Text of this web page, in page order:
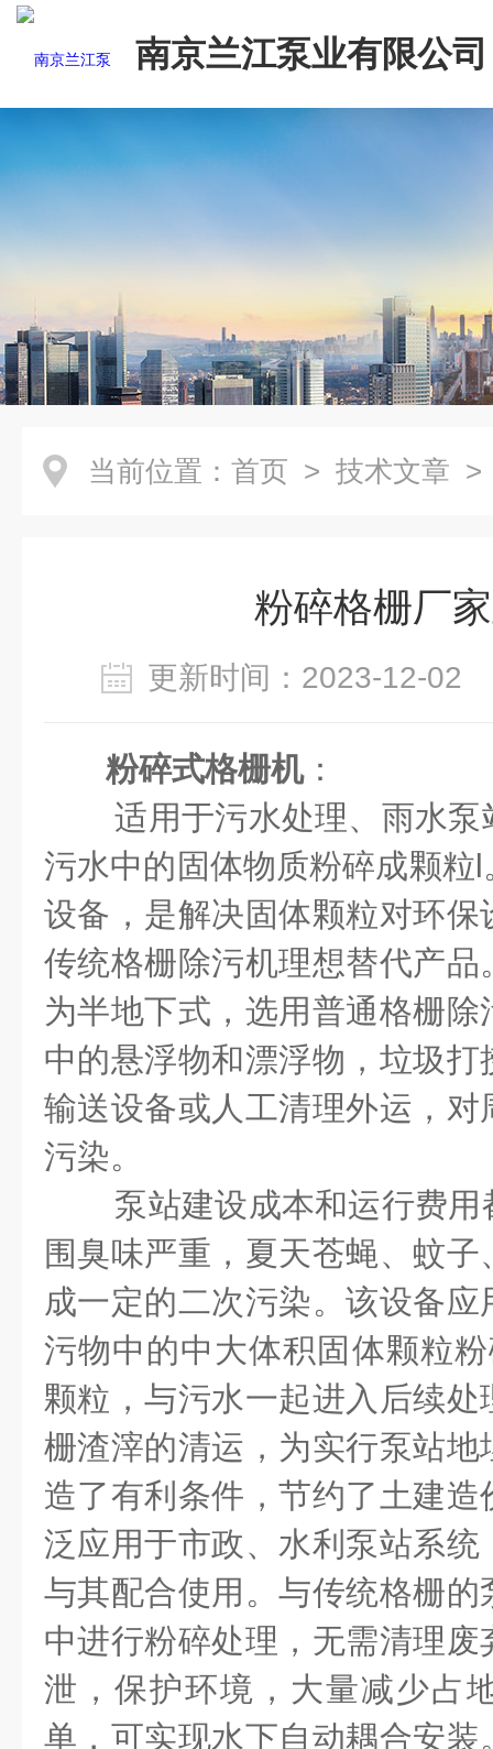
南京兰江泵业有限公司
当前位置： 首页 > 技术文章 >
粉碎格栅厂
更新时间：2023-12-
粉碎式格栅机：
适用于污水处理、雨水
污水中的固体物质粉碎成颗粒
设备，是解决固体颗粒对环
传统格栅除污机理想替代产
为半地下式，选用普通格栅
中的悬浮物和漂浮物，垃圾
输送设备或人工清理外运，
污染。
泵站建设成本和运行费
围臭味严重，夏天苍蝇、蚊
成一定的二次污染。该设备
污物中的中大体积固体颗粒
颗粒，与污水一起进入后续
栅渣滓的清运，为实行泵站
造了有利条件，节约了土建
泛应用于市政、水利泵站系
与其配合使用。与传统格栅
中进行粉碎处理，无需清理
泄，保护环境，大量减少占
单，可实现水下自动耦合安